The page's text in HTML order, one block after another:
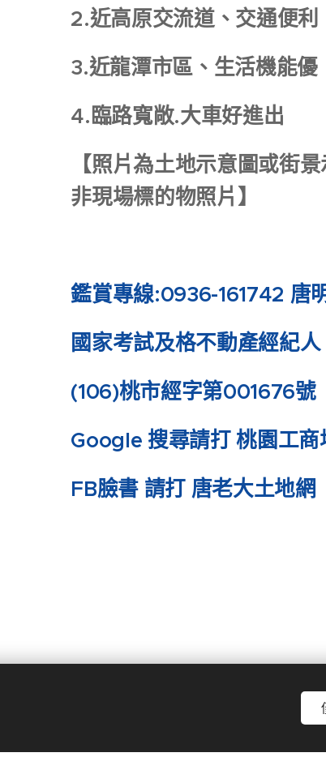
2.近高原交流道、交通便利
3.近龍潭市區、生活機能優
4.臨路寬敞.大車好進出
【照片為土地示意圖或街
非現場標的物照片】
鑑賞專線:0936-161742 唐
國家考試及格不動產經紀人
(106)桃市經字第001676號
Google 搜尋請打 桃園工商
FB臉書 請打 唐老大土地網